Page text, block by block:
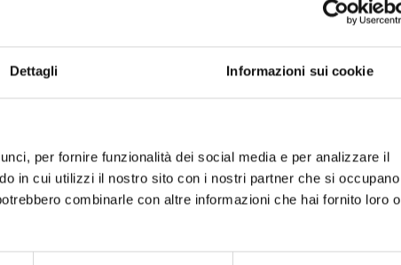
Dettagli Informazioni sui cookie
per fornire funzionalità dei social media e per analizzare il
in cui utilizzi il nostro sito con i nostri partner che si occupano
combinarle con altre informazioni che hai fornito loro o
e Creme Salumi Pomodori Olive